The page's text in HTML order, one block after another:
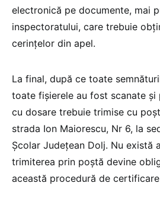
electronică pe documente, mai
inspectoratului, care trebuie
cerințelor din apel.
La final, după ce toate
toate fișierele au fost scanate și
cu dosare trebuie trimise cu
strada Ion Maiorescu, Nr 6, la
Școlar Județean Dolj. Nu există
trimiterea prin poștă devine
această procedură de